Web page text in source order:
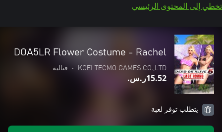
تخطي إلى المحتوى الرئيسي
DOA5LR Flower Costume - Rachel
KOEI TECMO GAMES.CO.,LTD
• قتالية
‪ر.س.‏‎15.52‬
يتطلب توفر لعبة